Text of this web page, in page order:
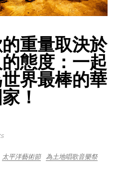
重量取決於
態度：一起
界最棒的華
！
太平洋藝術節
為土地唱歌音樂祭